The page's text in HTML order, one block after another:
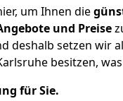
um Ihnen die
und Preise
deshalb setzen wir
besitzen,
für Sie.